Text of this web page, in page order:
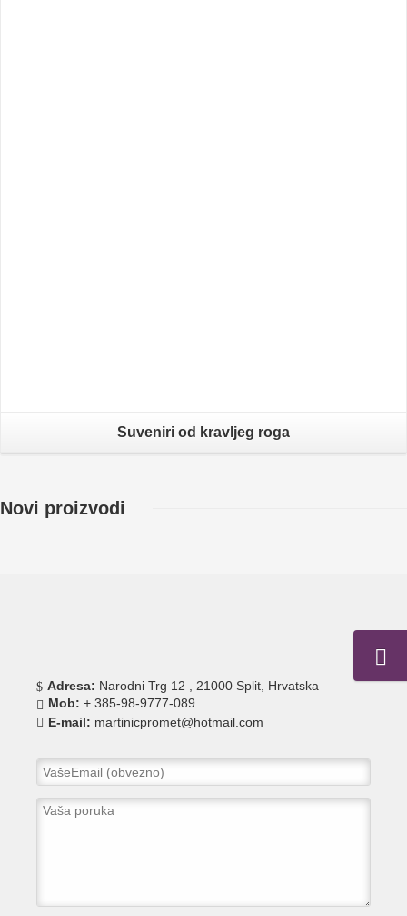
Suveniri od kravljeg roga
Novi proizvodi
Adresa: Narodni Trg 12 , 21000 Split, Hrvatska
Mob: + 385-98-9777-089
E-mail: martinicpromet@hotmail.com